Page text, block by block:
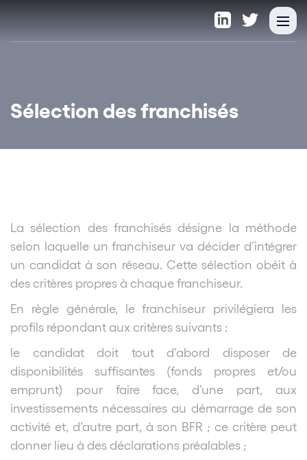
Sélection des franchisés
La sélection des franchisés désigne la méthode
selon laquelle un franchiseur va décider d’intégrer
un candidat à son réseau. Cette sélection obéit à
des critères propres à chaque franchiseur.
En règle générale, le franchiseur privilégiera les
profils répondant aux critères suivants :
le candidat doit tout d’abord disposer de
disponibilités suffisantes (fonds propres et/ou
emprunt) pour faire face, d’une part, aux
investissements nécessaires au démarrage de son
activité et, d’autre part, à son BFR ; ce critère peut
donner lieu à des déclarations préalables ;